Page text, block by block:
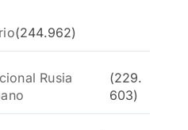
(244.962)
Rusia
(229.
603)